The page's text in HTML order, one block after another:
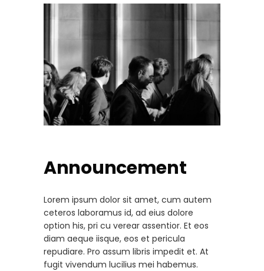
Announcement
Lorem ipsum dolor sit amet, cum autem
ceteros laboramus id, ad eius dolore
option his, pri cu verear assentior. Et eos
diam aeque iisque, eos et pericula
repudiare. Pro assum libris impedit et. At
fugit vivendum lucilius mei habemus.